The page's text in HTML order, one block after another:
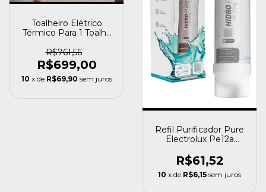
Toalheiro Elétrico
Térmico Para 1 Toalha
R$761,56
R$699,00
10 x de R$69,90 sem juros
Refil Purificador Pure
Electrolux Pe12a
R$61,52
10 x de R$6,15 sem juros